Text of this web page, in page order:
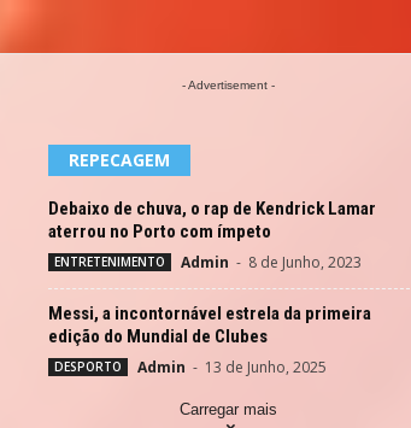
- Advertisement -
REPECAGEM
Debaixo de chuva, o rap de Kendrick Lamar
aterrou no Porto com ímpeto
ENTRETENIMENTO Admin - 8 de Junho, 2023
Messi, a incontornável estrela da primeira
edição do Mundial de Clubes
DESPORTO Admin - 13 de Junho, 2025
Carregar mais